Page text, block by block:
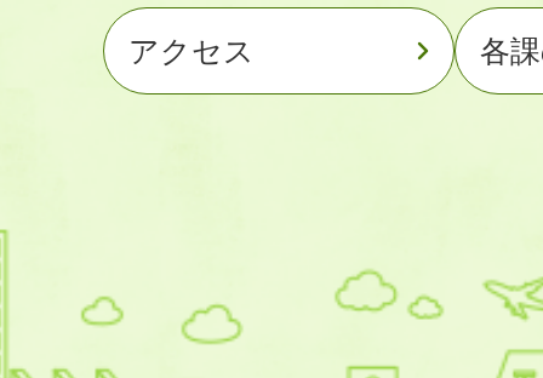
アクセス 各